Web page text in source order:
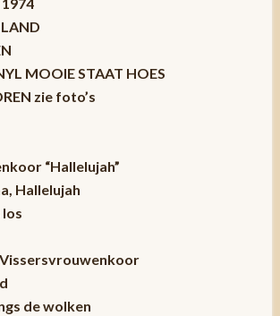
MOOIE STAAT HOES
zie foto’s
“Hallelujah”
Hallelujah
los
de wolken